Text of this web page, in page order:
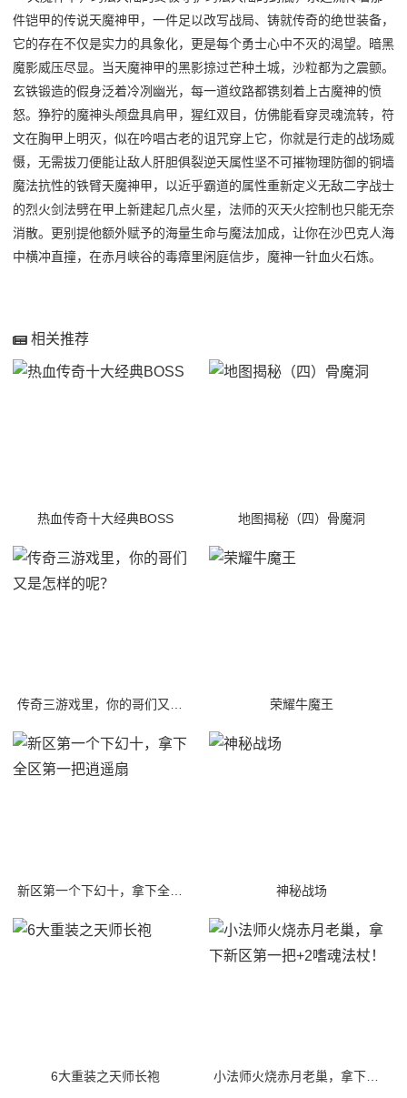
件铠甲的传说天魔神甲，一件足以改写战局、铸就传奇的绝世装备，
它的存在不仅是实力的具象化，更是每个勇士心中不灭的渴望。暗黑
魔影威压尽显。当天魔神甲的黑影掠过芒种土城，沙粒都为之震颤。
玄铁锻造的假身泛着冷冽幽光，每一道纹路都镌刻着上古魔神的愤
怒。狰狞的魔神头颅盘具肩甲，猩红双目，仿佛能看穿灵魂流转，符
文在胸甲上明灭，似在吟唱古老的诅咒穿上它，你就是行走的战场威
慑，无需拔刀便能让敌人肝胆俱裂逆天属性坚不可摧物理防御的铜墙
魔法抗性的铁臂天魔神甲，以近乎霸道的属性重新定义无敌二字战士
的烈火剑法劈在甲上新建起几点火星，法师的灭天火控制也只能无奈
消散。更别提他额外赋予的海量生命与魔法加成，让你在沙巴克人海
中横冲直撞，在赤月峡谷的毒瘴里闲庭信步，魔神一针血火石炼。
相关推荐
热血传奇十大经典BOSS 地图揭秘（四）骨魔洞
传奇三游戏里，你的哥们又是怎样的呢？ 荣耀牛魔王
神秘战场
6大重装之天师长袍 小法师火烧赤月老巢，拿下新区第一把+2嗜魂法杖！